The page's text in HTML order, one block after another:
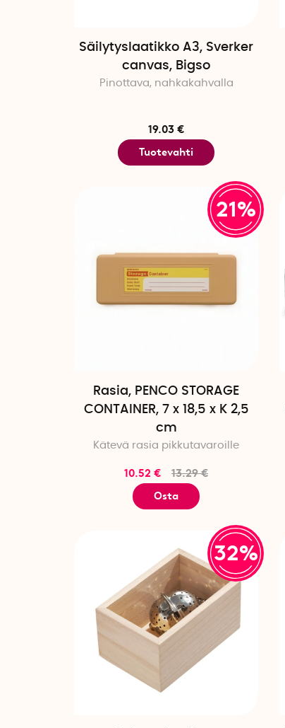
Säilytyslaatikko A3, Sverker
canvas, Bigso
Pinottava, nahkakahvalla
19.03 €
Tuotevahti
21%
Rasia, PENCO STORAGE
CONTAINER, 7 x 18,5 x K 2,5
cm
Kätevä rasia pikkutavaroille
10.52 €
13.29 €
Osta
32%